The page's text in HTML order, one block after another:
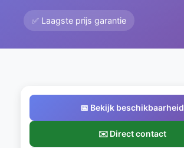
✅ Laagste prijs garantie
📅 Bekijk beschikbaarheid
✉️ Direct contact